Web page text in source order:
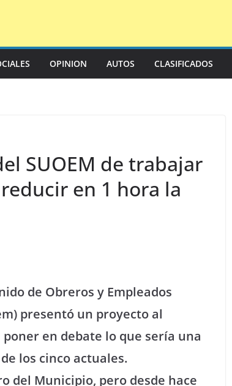
OPINION AUTOS CLASIFICADOS
SUOEM de trabajar
en 1 hora la
de Obreros y Empleados
presentó un proyecto al
en debate lo que sería una
los cinco actuales.
del Municipio, pero desde hace